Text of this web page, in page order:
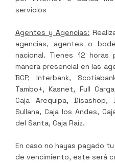
servicios
Agentes y Agencias:
agencias, agentes o
nacional. Tienes 12
manera presencial en las
BCP, Interbank,
Tambo+, Kasnet, Full
Caja Arequipa,
Sullana, Caja los Andes,
del Santa, Caja Raíz.
En caso no hayas pagado
de vencimiento, este será